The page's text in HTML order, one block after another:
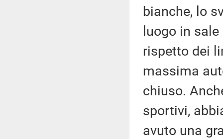
bianche, lo
luogo in
rispetto dei
massima
chiuso.
sportivi,
avuto una